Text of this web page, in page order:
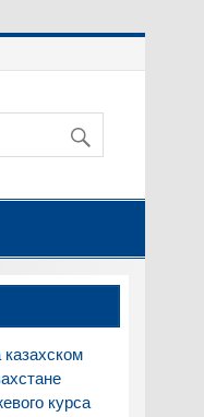
казахском
курса